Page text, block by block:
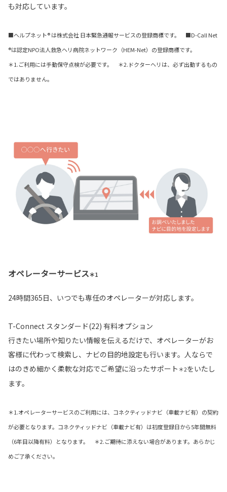
も対応しています。
■ヘルプネット® は株式会社 日本緊急通報サービスの登録商標です。 ■D-Call Net
®は認定NPO法人救急ヘリ病院ネットワーク（HEM-Net）の登録商標です。
＊1.ご利用には手動保守点検が必要です。 ＊2.ドクターヘリは、必ず出動するもの
ではありません。
オペレーターサービス＊1
24時間365日、いつでも専任のオペレーターが対応します。
T-Connect スタンダード(22) 有料オプション
行きたい場所や知りたい情報を伝えるだけで、オペレーターがお
客様に代わって検索し、ナビの目的地設定も行います。人ならで
はのきめ細かく柔軟な対応でご希望に沿ったサポート ＊2をいたし
ます。
＊1.オペレーターサービスのご利用には、コネクティッドナビ（車載ナビ有）の契約
が必要となります。コネクティッドナビ（車載ナビ有）は初度登録日から5年間無料
（6年目以降有料）となります。 ＊2.ご期待に添えない場合があります。あらかじ
めご了承ください。